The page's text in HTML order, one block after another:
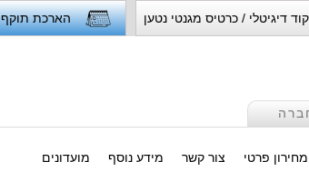
קוד דיגיטלי / כרטיס מגנטי נטען הארכת תוקף
מחירון פרטי צור קשר מידע נוסף מועדונים